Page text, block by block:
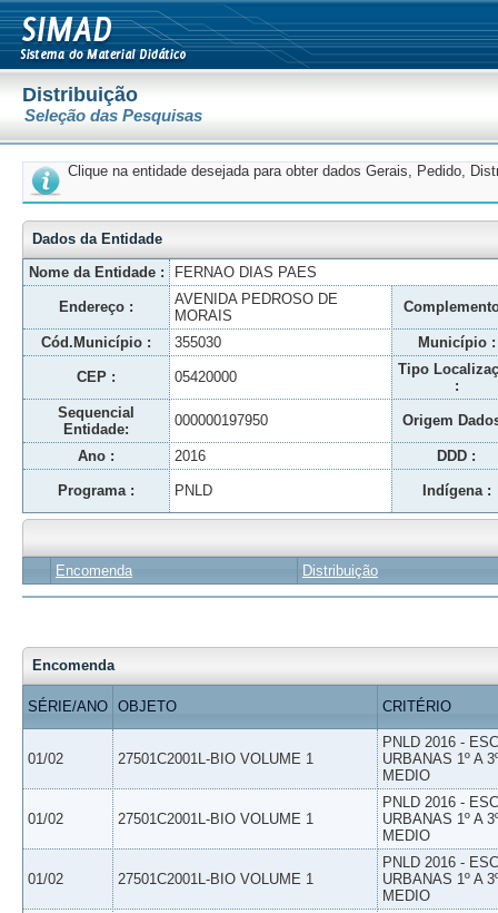
Distribuição
Seleção das Pesquisas
Clique na entidade desejada para obter dados Gerais, Pedido,
Dados da Entidade
Nome da Entidade :
FERNAO DIAS PAES
Endereço :
AVENIDA PEDROSO DE
MORAIS
Cód.Município : 355030 Município :
CEP : 05420000
Tipo
:
Sequencial
Entidade:
000000197950 Origem
Ano : 2016 DDD :
Programa : PNLD Indígena :
Encomenda Distribuição
Encomenda
SÉRIE/ANO OBJETO CRITÉRIO
01/02 27501C2001L-BIO VOLUME 1
PNLD 2016 -
URBANAS 1º A
MEDIO
01/02 27501C2001L-BIO VOLUME 1
PNLD 2016 -
URBANAS 1º A
MEDIO
01/02 27501C2001L-BIO VOLUME 1
PNLD 2016 -
URBANAS 1º A
MEDIO